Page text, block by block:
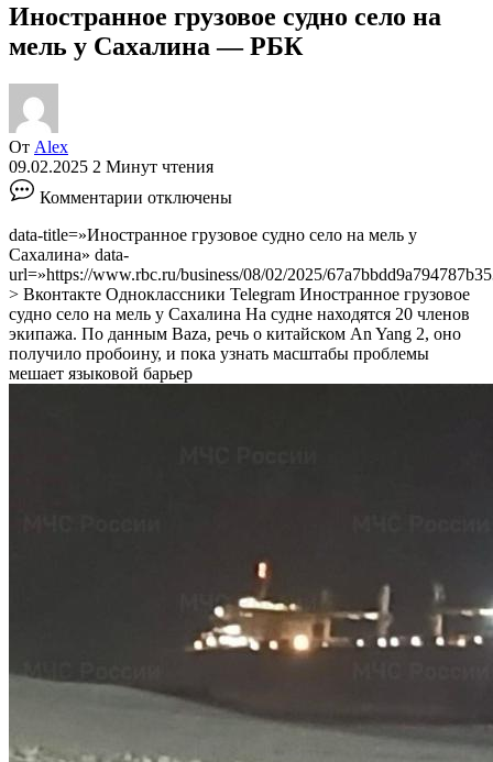
Иностранное грузовое судно село на
мель у Сахалина — РБК
От Alex
09.02.2025 2 Минут чтения
Комментарии записи
грузовое
судно
село
на
мель
у
Сахалина
—
отключены
data-title=»Иностранное грузовое судно село на мель у
Сахалина» data-
url=»https://www.rbc.ru/business/08/02/2025/
> Вконтакте Одноклассники Telegram Иностранное грузовое
судно село на мель у Сахалина На судне находятся 20 членов
экипажа. По данным Baza, речь о китайском An Yang 2, оно
получило пробоину, и пока узнать масштабы проблемы
мешает языковой барьер